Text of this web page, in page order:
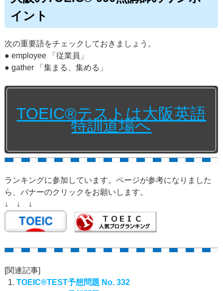
イント
次の重要語をチェックしておきましょう。
● employee 「従業員」
● gather 「集まる、集める」
TOEIC®テストは大阪英語
特訓道場へ
ランキングに参加しています。ページが参考になりました
ら、バナーのクリックをお願いします。
↓ ↓ ↓
[関連記事]
TOEIC®TEST予想問題 No. 332